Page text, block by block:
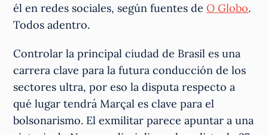
él en redes sociales, según fuentes deO Globo.
Todos adentro.
Controlar la principal ciudad de Brasil es una
carrera clave para la futura conducción de los
sectores ultra, por eso la disputa respecto a
qué lugar tendrá Marçal es clave para el
bolsonarismo. El exmilitar parece apuntar a una